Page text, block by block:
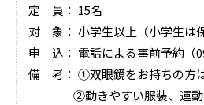
定 員： 15名
対 象： 小学生以上（小学生は
申 込： 電話による事前予約（
備 考： ①双眼鏡をお持ちの方は
②動きやすい服装、運動靴